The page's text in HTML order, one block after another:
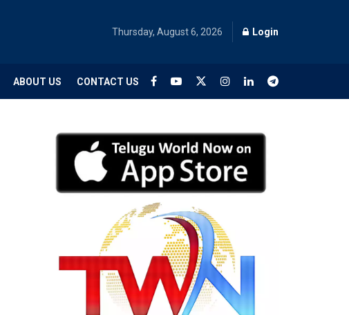
Thursday, August 6, 2026 Login
ABOUT US CONTACT US